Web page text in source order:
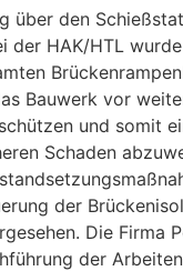
über den
der HAK/HTL
Bauwerk vor
und somit
Schaden
der
Die Firma
der